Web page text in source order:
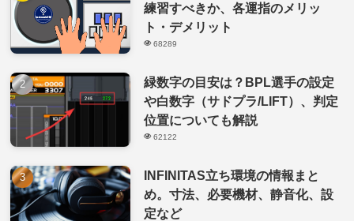
練習すべきか、各運指のメリッ
ト・デメリット
68289
緑数字の目安は？BPL選手の設定
や白数字（サドプラ/LIFT）、判定
位置についても解説
62122
INFINITAS立ち環境の情報まと
め。寸法、必要機材、静音化、設
定など